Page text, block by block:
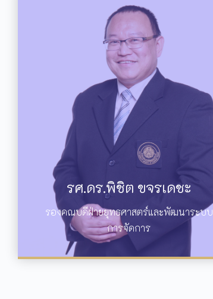
รศ.ดร.พิชิต ขจรเดชะ
รองคณบดีฝ่ายยุทธศาสตร์และพัฒนาระบบ
การจัดการ